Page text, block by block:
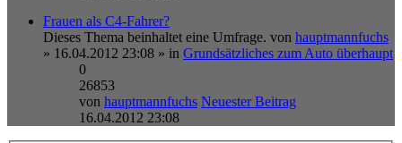
Frauen als C4-Fahrer?
Dieses Thema beinhaltet eine Umfrage. von hauptmannfuchs
» 16.04.2012 23:08 » in Grundsätzliches zum Auto überhaupt
0
26853
von hauptmannfuchs Neuester Beitrag
16.04.2012 23:08